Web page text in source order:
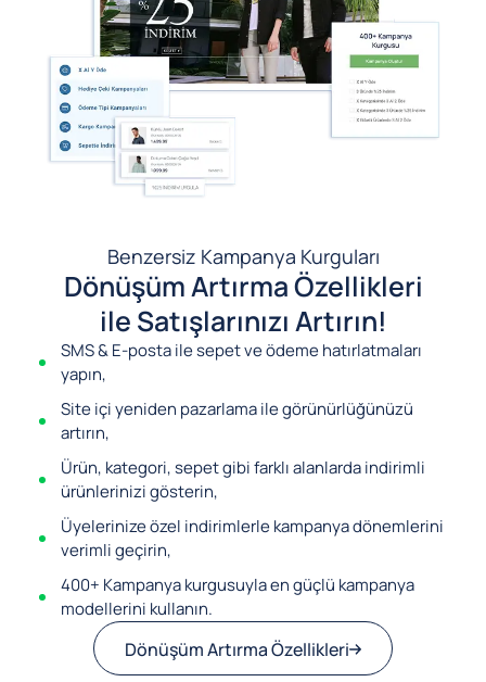
Benzersiz Kampanya Kurguları
Dönüşüm Artırma Özellikleri
ile Satışlarınızı Artırın!
SMS & E-posta ile sepet ve ödeme hatırlatmaları
yapın,
Site içi yeniden pazarlama ile görünürlüğünüzü
artırın,
Ürün, kategori, sepet gibi farklı alanlarda indirimli
ürünlerinizi gösterin,
Üyelerinize özel indirimlerle kampanya dönemlerini
verimli geçirin,
400+ Kampanya kurgusuyla en güçlü kampanya
modellerini kullanın.
Dönüşüm Artırma Özellikleri